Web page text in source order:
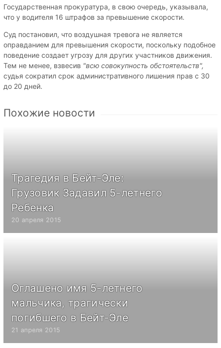
Государственная прокуратура, в свою очередь, указывала,
что у водителя 16 штрафов за превышение скорости.
Суд постановил, что воздушная тревога не является
оправданием для превышения скорости, поскольку подобное
поведение создает угрозу для других участников движения.
Тем не менее, взвесив "всю совокупность обстоятельств",
судья сократил срок административного лишения прав с 30
до 20 дней.
Похожие новости
Трагедия в Бейт-Эле:
Грузовик Задавил 5-летнего
Ребенка
20 апреля 2015
Оглашено имя 5-летнего
мальчика, трагически
погибшего в Бейт-Эле
21 апреля 2015